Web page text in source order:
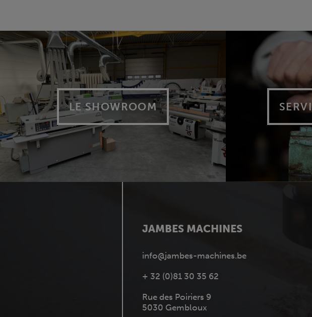
LE SHOWROOM
JAMBES MACHINES
info@jambes-machines.be
+ 32 (0)81 30 35 62
Rue des Poiriers 9
5030 Gembloux